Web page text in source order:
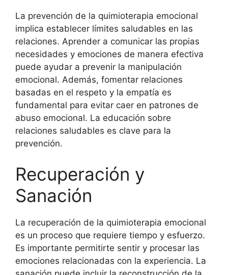
La prevención de la quimioterapia emocional
implica establecer límites saludables en las
relaciones. Aprender a comunicar las propias
necesidades y emociones de manera efectiva
puede ayudar a prevenir la manipulación
emocional. Además, fomentar relaciones
basadas en el respeto y la empatía es
fundamental para evitar caer en patrones de
abuso emocional. La educación sobre
relaciones saludables es clave para la
prevención.
Recuperación y
Sanación
La recuperación de la quimioterapia emocional
es un proceso que requiere tiempo y esfuerzo.
Es importante permitirte sentir y procesar las
emociones relacionadas con la experiencia. La